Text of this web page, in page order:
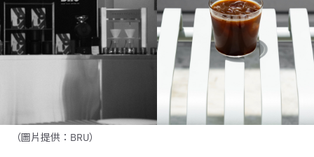
（圖片提供：BRU）